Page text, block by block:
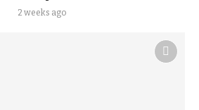
2 weeks ago